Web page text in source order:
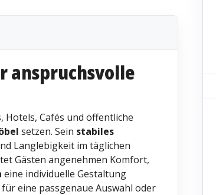
anspruchsvolle
Hotels, Cafés und öffentliche
setzen. Sein stabiles
Langlebigkeit im täglichen
Gästen angenehmen Komfort,
eine individuelle Gestaltung
für eine passgenaue Auswahl oder